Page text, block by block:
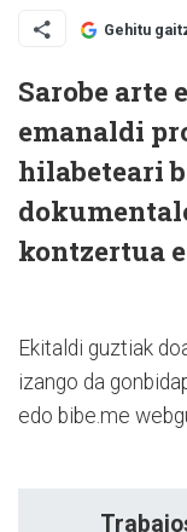
Gehitu
Sarobe arte
emanaldi
hilabeteari
kontzertua
Ekitaldi guztiak
izango da
edo bibe.me